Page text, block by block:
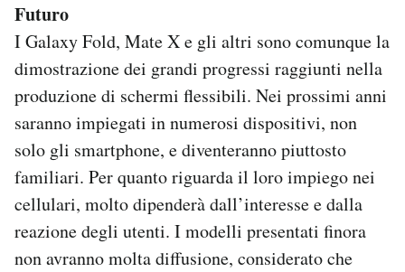
Futuro
I Galaxy Fold, Mate X e gli altri sono comunque la
dimostrazione dei grandi progressi raggiunti nella
produzione di schermi flessibili. Nei prossimi anni
saranno impiegati in numerosi dispositivi, non
solo gli smartphone, e diventeranno piuttosto
familiari. Per quanto riguarda il loro impiego nei
cellulari, molto dipenderà dall’interesse e dalla
reazione degli utenti. I modelli presentati finora
non avranno molta diffusione, considerato che